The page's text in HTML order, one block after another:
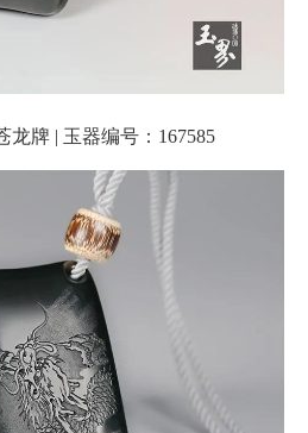
龙牌 | 玉器编号：167585